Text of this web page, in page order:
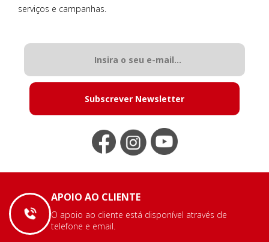
serviços e campanhas.
Subscrever Newsletter
APOIO AO CLIENTE
O apoio ao cliente está disponível através de
telefone e email.